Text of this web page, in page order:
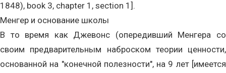
1848), book 3, chapter 1, section 1].
Менгер и основание школы
В то время как Джевонс (опередивший Менгера со
своим предварительным наброском теории ценности,
основанной на "конечной полезности", на 9 лет [имеется